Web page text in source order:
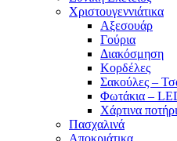
Χριστουγεννιάτικα
Αξεσουάρ
Γούρια
Διακόσμηση
Κορδέλες
Σακούλες –
Φωτάκια –
Χάρτινα
Πασχαλινά
Αποκριάτικα